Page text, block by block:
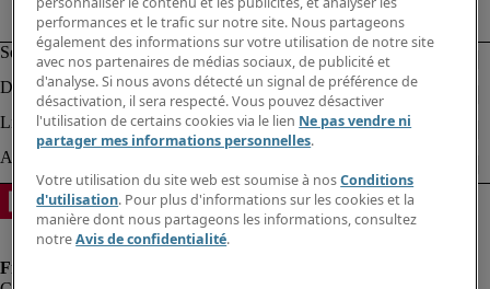
performances et le trafic sur notre site. Nous partageons
également des informations sur votre utilisation de notre site
avec nos partenaires de médias sociaux, de publicité et
d'analyse. Si nous avons détecté un signal de préférence de
désactivation, il sera respecté. Vous pouvez désactiver
l'utilisation de certains cookies via le lien Ne pas vendre ni
partager mes informations personnelles.
Votre utilisation du site web est soumise à nosConditions
d'utilisation. Pour plus d'informations sur les cookies et la
manière dont nous partageons les informations, consultez
notreAvis de confidentialité.